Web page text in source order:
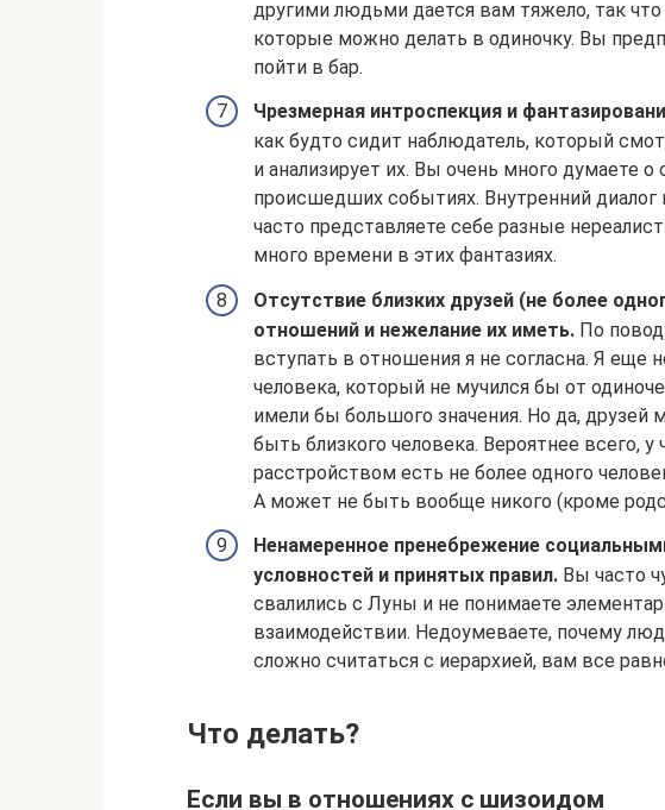
другими людьми дается вам тяжело, так
которые можно делать в одиночку. Вы
пойти в бар.
Чрезмерная интроспекция и
как будто сидит наблюдатель, который
и анализирует их. Вы очень много думаете о
происшедших событиях. Внутренний
часто представляете себе разные
много времени в этих фантазиях.
Отсутствие близких друзей (не более
отношений и нежелание их иметь. По
вступать в отношения я не согласна. Я еще
человека, который не мучился бы от
имели бы большого значения. Но да,
быть близкого человека. Вероятнее всего,
расстройством есть не более одного
А может не быть вообще никого (кроме
Ненамеренное пренебрежение
условностей и принятых правил. Вы часто
свалились с Луны и не понимаете
взаимодействии. Недоумеваете, почему
сложно считаться с иерархией, вам все
Что делать?
Если вы в отношениях с шизоидом